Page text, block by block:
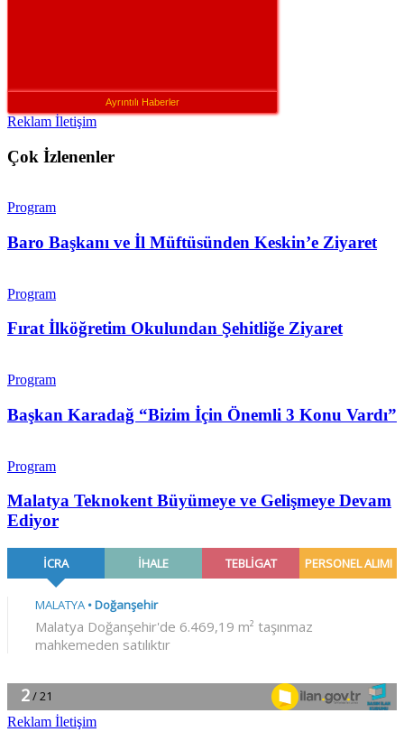
Ayrıntılı Haberler
Reklam İletişim
Çok İzlenenler
Program
Baro Başkanı ve İl Müftüsünden Keskin’e Ziyaret
Program
Fırat İlköğretim Okulundan Şehitliğe Ziyaret
Program
Başkan Karadağ “Bizim İçin Önemli 3 Konu Vardı”
Program
Malatya Teknokent Büyümeye ve Gelişmeye Devam
Ediyor
Reklam İletişim